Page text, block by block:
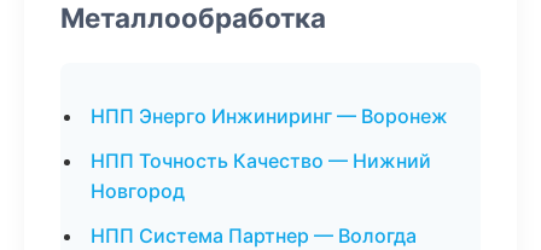
Металлообработка
НПП Энерго Инжиниринг — Воронеж
НПП Точность Качество — Нижний
Новгород
НПП Система Партнер — Вологда